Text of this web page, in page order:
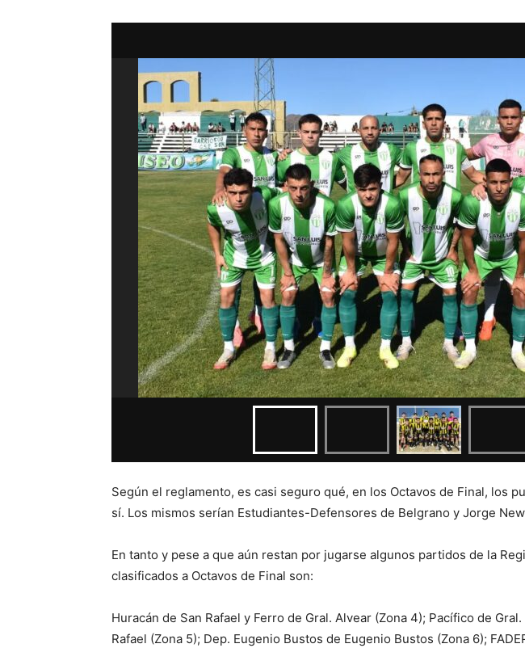
Según el reglamento, es casi seguro qué, en los Octavos de Final, los
sí. Los mismos serían Estudiantes-Defensores de Belgrano y Jorge
En tanto y pese a que aún restan por jugarse algunos partidos de la
clasificados a Octavos de Final son:
Huracán de San Rafael y Ferro de Gral. Alvear (Zona 4); Pacífico de
Rafael (Zona 5); Dep. Eugenio Bustos de Eugenio Bustos (Zona 6);